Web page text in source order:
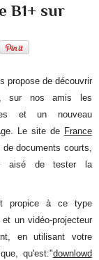
B1+ sur
propose de découvrir
sur nos amis les
et un nouveau
Le site de France
documents courts,
aisé de tester la
propice à ce type
un vidéo-projecteur
en utilisant votre
qu'est:"downlowd